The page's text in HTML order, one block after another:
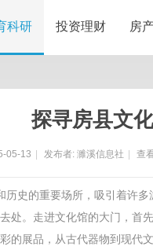
科研 投资理财 房
探寻房县文
05-13 发布者: 濉溪信息社 查
历史的重要场所，吸引着许
处。走进文化馆的大门，首
的展品，从古代器物到现代